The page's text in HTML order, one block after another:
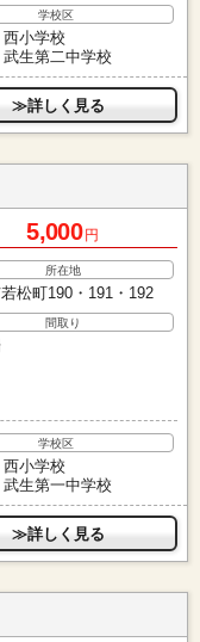
学校区
小学校
生第二中学校
≫詳しく見る
5,000 円
所在地
松町190・191・192
間取り
学校区
小学校
生第一中学校
≫詳しく見る